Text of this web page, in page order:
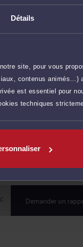
Détails
site, pour vous
contenus
est essentiel pour
techniques
en 2007 après
dans le cadre des
compétence
garantissant expertise
Prendre
Demander un